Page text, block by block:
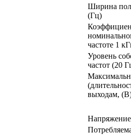
Ширина
(Гц)
частоте 1
Уровень
частот (20
выходам,